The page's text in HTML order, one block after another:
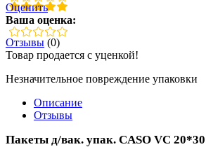
Оценить
Ваша оценка:
Отзывы (0)
Товар продается с уценкой!
Незначительное повреждение упаковки
Описание
Отзывы
Пакеты д/вак. упак. CASO VC 20*30